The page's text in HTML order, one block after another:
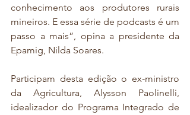
conhecimento aos produtores rurais
mineiros. E essa série de podcasts é um
passo a mais”, opina a presidente da
Epamig, Nilda Soares.
Participam desta edição o ex-ministro
da Agricultura, Alysson Paolinelli,
idealizador do Programa Integrado de